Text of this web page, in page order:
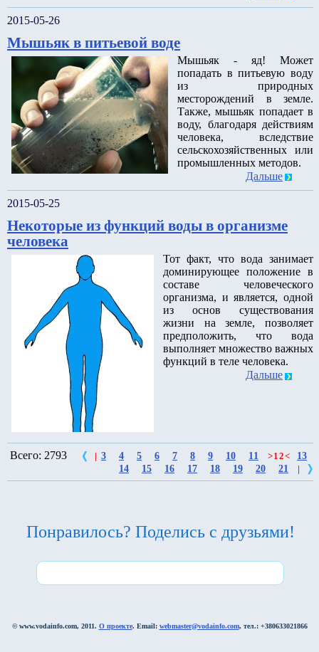
2015-05-26
Мышьяк в питьевой воде
Мышьяк - яд! Может
попадать в питьевую воду
из природных
месторождений в земле.
Также, мышьяк попадает в
воду, благодаря действиям
человека, вследствие
сельскохозяйственных или
промышленных методов.
Дальше
2015-05-25
Некоторые из функций воды в организме
человека
Тот факт, что вода занимает
доминирующее положение в
составе человеческого
организма, и является, одной
из основ существования
жизни на земле, позволяет
предположить, что вода
выполняет множество важных
функций в теле человека.
Дальше
Всего: 2793 3 4 5 6 7 8 9 10 11 >12<
13
14
15 16 17 18 19 20 21
Понравилось? Поделись с друзьями!
© www.vodainfo.com, 2011. О проекте. Email: webmaster@vodainfo.com, тел.: +380633021866